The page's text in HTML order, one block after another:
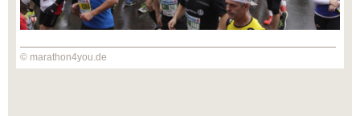
© marathon4you.de